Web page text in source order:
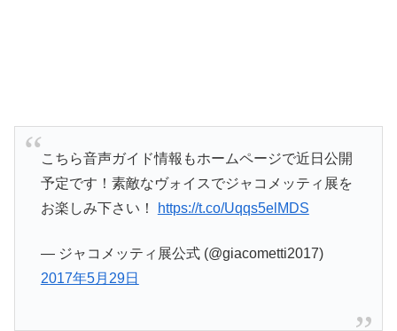
こちら音声ガイド情報もホームページで近日公開
予定です！素敵なヴォイスでジャコメッティ展を
お楽しみ下さい！
https://t.co/Uqqs5elMDS
— ジャコメッティ展公式 (@giacometti2017)
2017年5月29日